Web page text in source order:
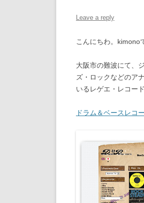
Leave a reply
こんにちわ。kimono
大阪市の難波にて、
ズ・ロックなどのア
いるレゲエ・レコー
ドラム＆ベースレコ